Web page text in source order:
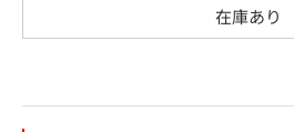
在庫あり